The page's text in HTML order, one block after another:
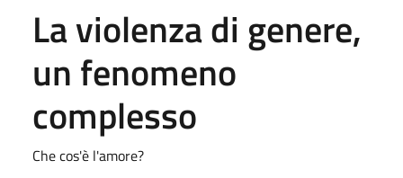
La violenza di genere,
un fenomeno
complesso
Che cos'è l'amore?